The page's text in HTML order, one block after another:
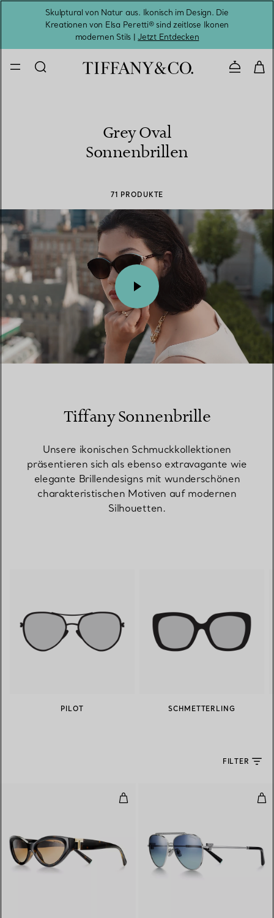
Skulptural von Natur aus. Ikonisch im Design. Die
Kreationen von Elsa Peretti® sind zeitlose Ikonen
modernen Stils |Jetzt Entdecken
Grey Oval
Sonnenbrillen
71 PRODUKTE
00:09 / 00:15
Tiffany Sonnenbrille
Unsere ikonischen Schmuckkollektionen
präsentieren sich als ebenso extravagante wie
elegante Brillendesigns mit wunderschönen
charakteristischen Motiven auf modernen
Silhouetten.
PILOT SCHMETTERLING
FILTER
Sonnenbrille in Acetat in